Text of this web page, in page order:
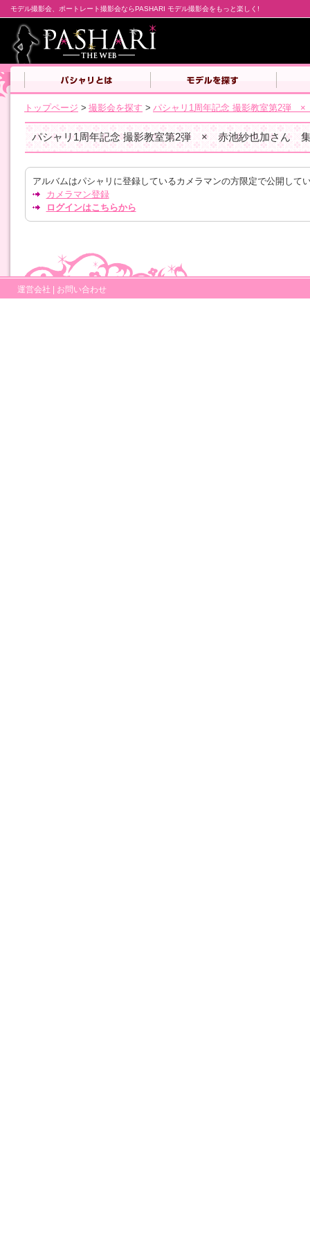
モデル撮影会、ポートレート撮影会ならPASHARI モデル撮影会をもっと楽しく!
トップページ > 撮影会を探す > パシャリ1周年記念 撮影教室第2弾
パシャリ1周年記念 撮影教室第2弾 × 赤池紗也加さん 集
アルバムはパシャリに登録しているカメラマンの方限定で公開して
カメラマン登録
ログインはこちらから
運営会社 | お問い合わせ